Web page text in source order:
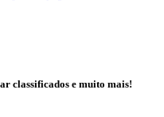
classificados e muito mais!